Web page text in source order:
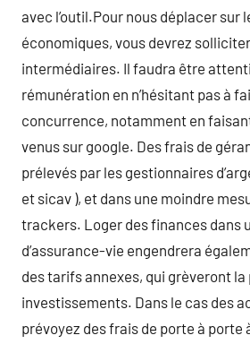
avec l’outil.Pour nous déplacer sur
économiques, vous devrez
intermédiaires. Il faudra être
rémunération en n’hésitant pas à
concurrence, notamment en
venus sur google. Des frais de
prélevés par les gestionnaires
et sicav ), et dans une moindre
trackers. Loger des finances dans
d’assurance-vie engendrera
des tarifs annexes, qui grèveront
investissements. Dans le cas des
prévoyez des frais de porte à porte